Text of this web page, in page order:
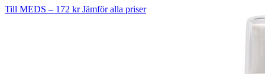
Till MEDS – 172 krJämför alla priser